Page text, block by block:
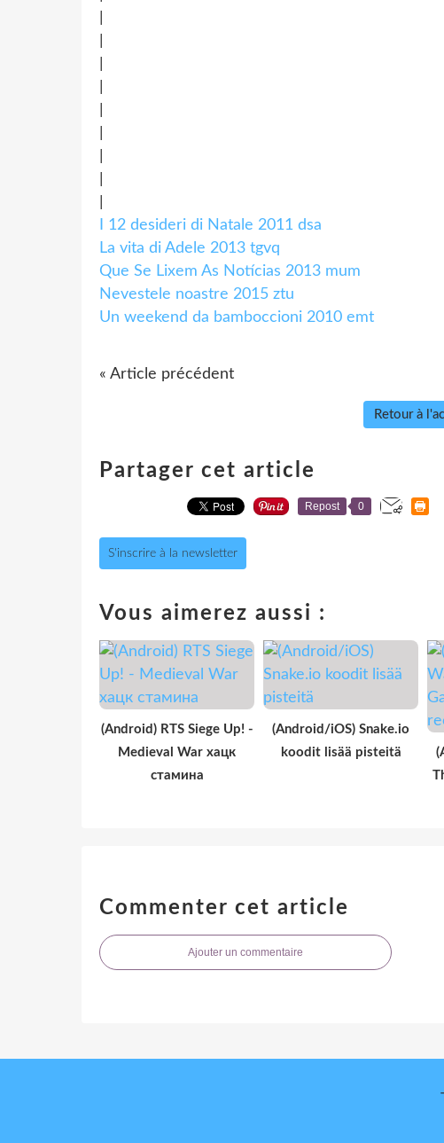
I 12 desideri di Natale 2011 dsa
La vita di Adele 2013 tgvq
Que Se Lixem As Notícias 2013 mum
Nevestele noastre 2015 ztu
Un weekend da bamboccioni 2010 emt
« Article précédent
Retour à
Partager cet article
Repost 0
S'inscrire à la newsletter
Vous aimerez aussi :
(Android) RTS Siege Up! -
Medieval War хацк
стамина
(Android/iOS) Snake.io
koodit lisää pisteitä
Commenter cet article
Ajouter un commentaire